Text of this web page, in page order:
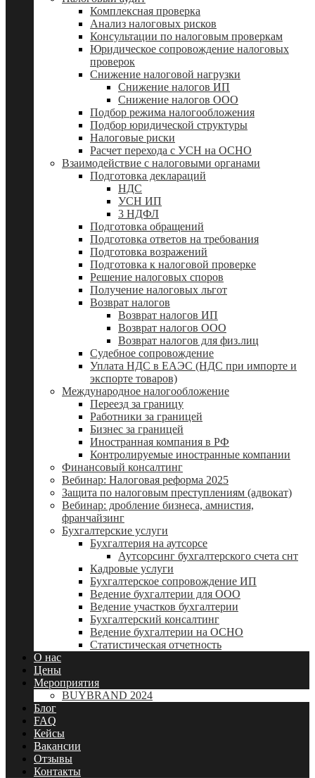
Комплексная проверка
Анализ налоговых рисков
Консультации по налоговым проверкам
Юридическое сопровождение налоговых
проверок
Снижение налоговой нагрузки
Снижение налогов ИП
Снижение налогов ООО
Подбор режима налогообложения
Подбор юридической структуры
Налоговые риски
Расчет перехода с УСН на ОСНО
Взаимодействие с налоговыми органами
Подготовка деклараций
НДС
УСН ИП
3 НДФЛ
Подготовка обращений
Подготовка ответов на требования
Подготовка возражений
Подготовка к налоговой проверке
Решение налоговых споров
Получение налоговых льгот
Возврат налогов
Возврат налогов ИП
Возврат налогов ООО
Возврат налогов для физ.лиц
Судебное сопровождение
Уплата НДС в ЕАЭС (НДС при импорте и
экспорте товаров)
Международное налогообложение
Переезд за границу
Работники за границей
Бизнес за границей
Иностранная компания в РФ
Контролируемые иностранные компании
Финансовый консалтинг
Вебинар: Налоговая реформа 2025
Защита по налоговым преступлениям (адвокат)
Вебинар: дробление бизнеса, амнистия,
франчайзинг
Бухгалтерские услуги
Бухгалтерия на аутсорсе
Аутсорсинг бухгалтерского счета снт
Кадровые услуги
Бухгалтерское сопровождение ИП
Ведение бухгалтерии для ООО
Ведение участков бухгалтерии
Бухгалтерский консалтинг
Ведение бухгалтерии на ОСНО
Статистическая отчетность
О нас
Цены
Мероприятия
BUYBRAND 2024
Блог
FAQ
Кейсы
Вакансии
Отзывы
Контакты